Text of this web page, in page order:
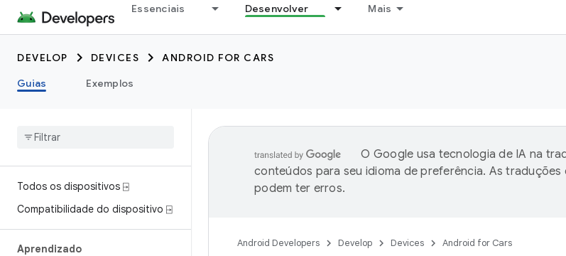
Essenciais Desenvolver Mais
DEVELOP DEVICES
ANDROID FOR CARS
Guias
Exemplos
Todos os dispositivos ⍈
Compatibilidade do dispositivo ⍈
Aprendizado
O Google usa tecnologia de IA na
conteúdos para seu idioma de preferência. As traduções
podem ter erros.
Android Developers Develop Devices Android for Cars